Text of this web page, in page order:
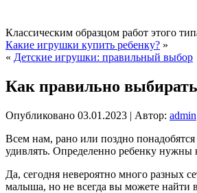
Классическим образцом работ этого
Какие игрушки купить ребенку? »
« Детские игрушки: правильный выбор
Как правильно
Опубликовано 03.01.2023 | Автор: admin
Всем нам, рано или поздно понадобятся
удивлять. Определенно ребенку
Да, сегодня невероятно много разных
малыша, но не всегда вы можете найти в